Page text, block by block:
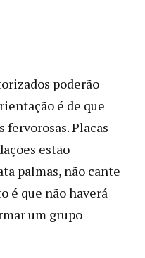
poderão
é de que
Placas
estão
palmas, não cante
é que não haverá
um grupo